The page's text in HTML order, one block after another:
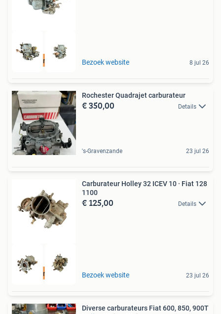
Revisie mogelijk Bezoek website 8 jul 26
Rochester Quadrajet carburateur
€ 350,00 Details
's-Gravenzande 23 jul 26
Revisie mogelijk
Carburateur Holley 32 ICEV 10 · Fiat 128
1100
€ 125,00 Details
Bezoek website 23 jul 26
Diverse carburateurs Fiat 600, 850, 900T